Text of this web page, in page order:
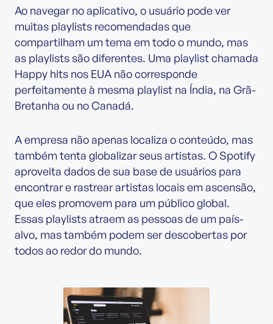
Ao navegar no aplicativo, o usuário pode ver
muitas playlists recomendadas que
compartilham um tema em todo o mundo, mas
as playlists são diferentes. Uma playlist chamada
Happy hits nos EUA não corresponde
perfeitamente à mesma playlist na Índia, na Grã-
Bretanha ou no Canadá.
A empresa não apenas localiza o conteúdo, mas
também tenta globalizar seus artistas. O Spotify
aproveita dados de sua base de usuários para
encontrar e rastrear artistas locais em ascensão,
que eles promovem para um público global.
Essas playlists atraem as pessoas de um país-
alvo, mas também podem ser descobertas por
todos ao redor do mundo.